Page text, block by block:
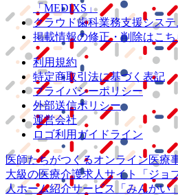
「MEDIXS」
クラウド歯科業務支援システ
掲載情報の修正・削除はこち
利用規約
特定商取引法に基づく表記
プライバシーポリシー
外部送信ポリシー
運営会社
ロゴ利用ガイドライン
医師たちがつくるオンライン医療
大級の医療介護求人サイト 「ジョ
人ホーム紹介サービス
「みんかい」